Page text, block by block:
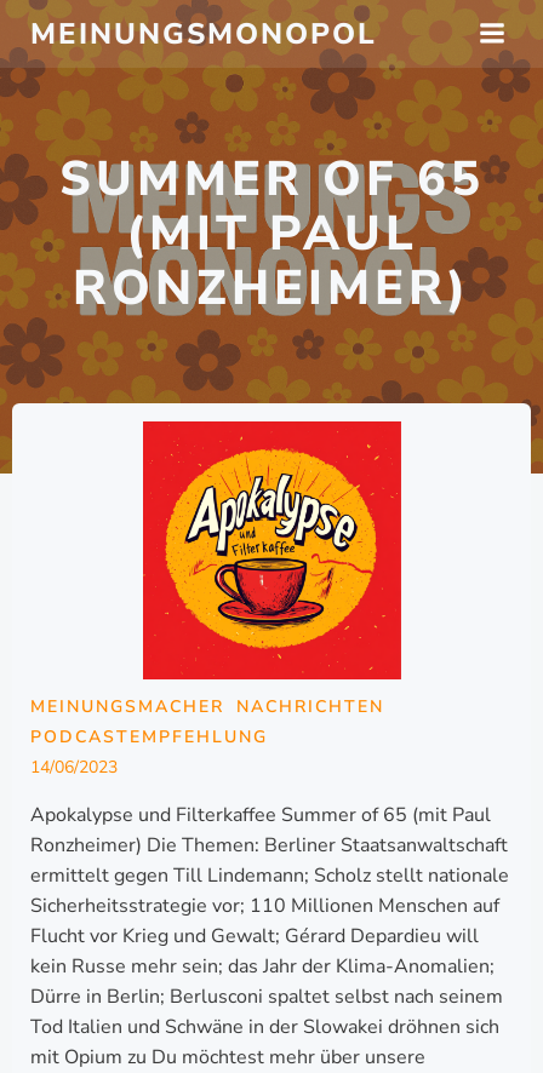
Zum
Inhalt
springen
MEINUNGSMONOPOL
SUMMER OF 65
(MIT PAUL
RONZHEIMER)
MEINUNGSMACHER
NACHRICHTEN
PODCASTEMPFEHLUNG
14/06/2023
Apokalypse und Filterkaffee Summer of 65 (mit Paul
Ronzheimer) Die Themen: Berliner Staatsanwaltschaft
ermittelt gegen Till Lindemann; Scholz stellt nationale
Sicherheitsstrategie vor; 110 Millionen Menschen auf
Flucht vor Krieg und Gewalt; Gérard Depardieu will
kein Russe mehr sein; das Jahr der Klima-Anomalien;
Dürre in Berlin; Berlusconi spaltet selbst nach seinem
Tod Italien und Schwäne in der Slowakei dröhnen sich
mit Opium zu Du möchtest mehr über unsere